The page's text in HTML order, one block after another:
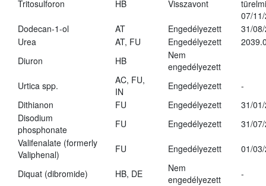
Tritosulforon HB Visszavont
07/
Dodecan-1-ol
AT Engedélyezett
31/
Urea
AT, FU Engedélyezett
Diuron
HB
Nem
engedélyezett
Urtica spp.
AC, FU,
IN
Engedélyezett
-
Dithianon
FU Engedélyezett
31/
Disodium
phosphonate
FU Engedélyezett
31/
Valifenalate (formerly
Valiphenal)
FU Engedélyezett 01/
Diquat (dibromide) HB, DE
Nem
engedélyezett
-